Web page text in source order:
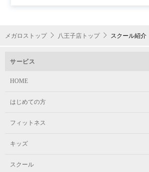
メガロストップ 八王子店トップ スクール紹介
サービス
HOME
はじめての方
フィットネス
キッズ
スクール